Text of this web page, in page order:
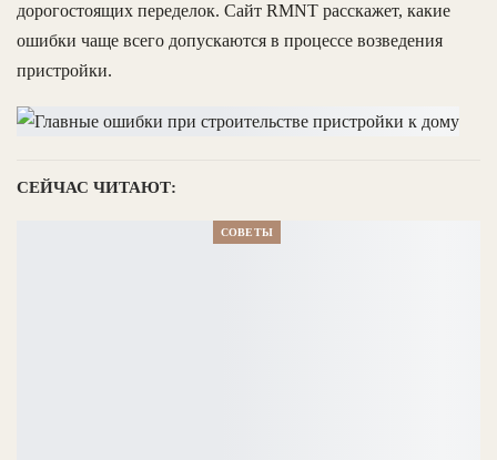
дорогостоящих переделок. Сайт RMNT расскажет, какие
ошибки чаще всего допускаются в процессе возведения
пристройки.
СЕЙЧАС ЧИТАЮТ:
СОВЕТЫ